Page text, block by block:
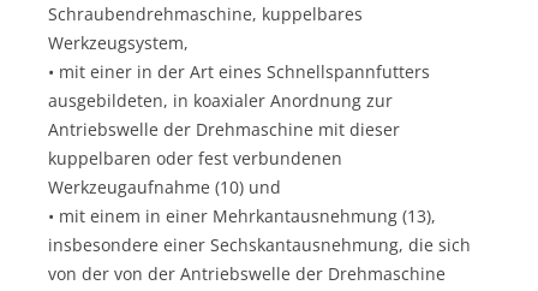
Schraubendrehmaschine, kuppelbares
Werkzeugsystem,
• mit einer in der Art eines Schnellspannfutters
ausgebildeten, in koaxialer Anordnung zur
Antriebswelle der Drehmaschine mit dieser
kuppelbaren oder fest verbundenen
Werkzeugaufnahme (10) und
• mit einem in einer Mehrkantausnehmung (13),
insbesondere einer Sechskantausnehmung, die sich
von der von der Antriebswelle der Drehmaschine